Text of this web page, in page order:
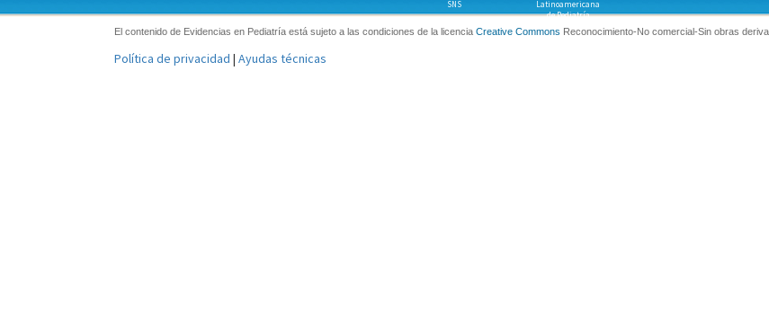
SNS
Latinoamericana
de Pediatría
El contenido de Evidencias en Pediatría está sujeto a las condiciones de la licencia Creative Commons Reconocimiento-No comercial-Sin obras
Política de privacidad | Ayudas técnicas